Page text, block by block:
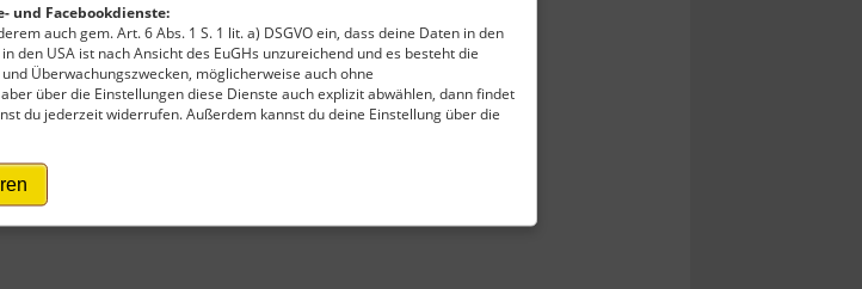
und Facebookdienste:
auch gem. Art. 6 Abs. 1 S. 1 lit. a) DSGVO ein, dass deine Daten in den
USA ist nach Ansicht des EuGHs unzureichend und es besteht die
Überwachungszwecken, möglicherweise auch ohne
über die Einstellungen diese Dienste auch explizit abwählen, dann findet
du jederzeit widerrufen. Außerdem kannst du deine Einstellung über die